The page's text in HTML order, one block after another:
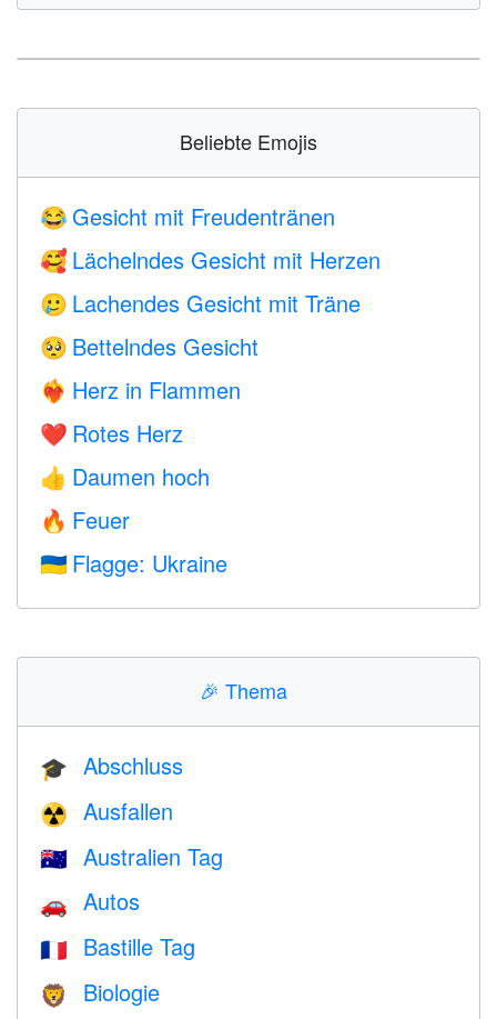
Beliebte Emojis
😂 Gesicht mit Freudentränen
🥰 Lächelndes Gesicht mit Herzen
🥲 Lachendes Gesicht mit Träne
🥺 Bettelndes Gesicht
❤️‍🔥 Herz in Flammen
❤️ Rotes Herz
👍 Daumen hoch
🔥 Feuer
🇺🇦 Flagge: Ukraine
🎉 Thema
🎓 Abschluss
☢️ Ausfallen
🇦🇺 Australien Tag
🚗 Autos
🇫🇷 Bastille Tag
🦁 Biologie